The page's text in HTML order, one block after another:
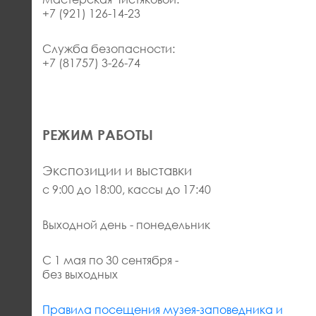
+7 (921) 126-14-23
Служба безопасности:
+7 (81757) 3-26-74
РЕЖИМ РАБОТЫ
Экспозиции и выставки
с 9:00 до 18:00, кассы до 17:40
Выходной день - понедельник
С 1 мая по 30 сентября -
без выходных
Правила посещения музея-заповедника и